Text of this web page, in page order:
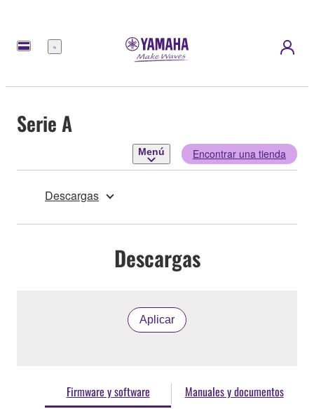
Menú
Serie A
Menú Encontrar una tienda
Descargas
Descargas
Aplicar
Firmware y software Manuales y documentos